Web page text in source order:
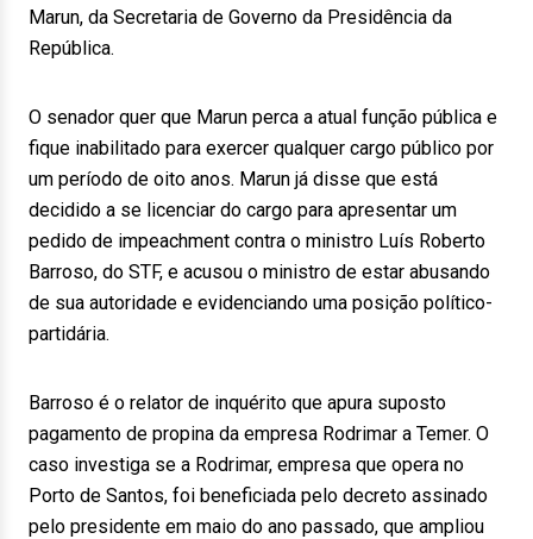
Marun, da Secretaria de Governo da Presidência da
República.
O senador quer que Marun perca a atual função pública e
fique inabilitado para exercer qualquer cargo público por
um período de oito anos. Marun já disse que está
decidido a se licenciar do cargo para apresentar um
pedido de impeachment contra o ministro Luís Roberto
Barroso, do STF, e acusou o ministro de estar abusando
de sua autoridade e evidenciando uma posição político-
partidária.
Barroso é o relator de inquérito que apura suposto
pagamento de propina da empresa Rodrimar a Temer. O
caso investiga se a Rodrimar, empresa que opera no
Porto de Santos, foi beneficiada pelo decreto assinado
pelo presidente em maio do ano passado, que ampliou